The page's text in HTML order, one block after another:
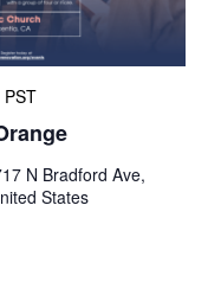
PST
N Bradford Ave,
States